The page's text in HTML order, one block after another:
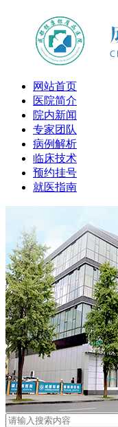
网站首页
医院简介
院内新闻
专家团队
病例解析
临床技术
预约挂号
就医指南